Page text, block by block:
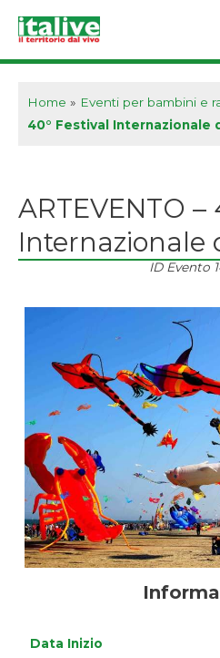
Home » Eventi per bambini e
40° Festival Internazionale
ARTEVENTO –
Internazionale
ID Evento
Data Inizio